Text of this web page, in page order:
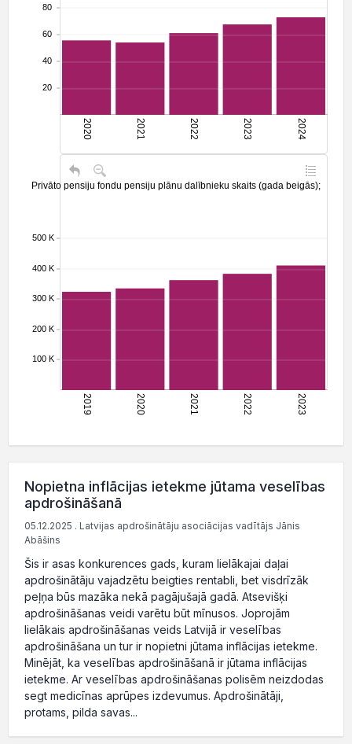
Nopietna inflācijas ietekme jūtama veselības
apdrošināšanā
05.12.2025 . Latvijas apdrošinātāju asociācijas vadītājs Jānis
Abāšins
Šis ir asas konkurences gads, kuram lielākajai daļai
apdrošinātāju vajadzētu beigties rentabli, bet visdrīzāk
peļņa būs mazāka nekā pagājušajā gadā. Atsevišķi
apdrošināšanas veidi varētu būt mīnusos. Joprojām
lielākais apdrošināšanas veids Latvijā ir veselības
apdrošināšana un tur ir nopietni jūtama inflācijas ietekme.
Minējāt, ka veselības apdrošināšanā ir jūtama inflācijas
ietekme. Ar veselības apdrošināšanas polisēm neizdodas
segt medicīnas aprūpes izdevumus. Apdrošinātāji,
protams, pilda savas...